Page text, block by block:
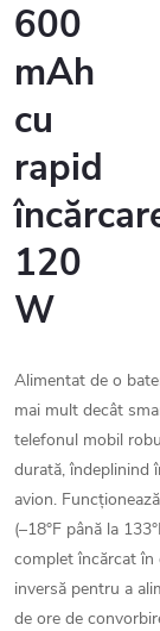
600
mAh
cu
rapid
120
W
Alimentat de o
mai mult decât
telefonul mobil
durată, îndeplinind
avion.
(–18°F până la
complet încărcat în
inversă pentru a
de ore de